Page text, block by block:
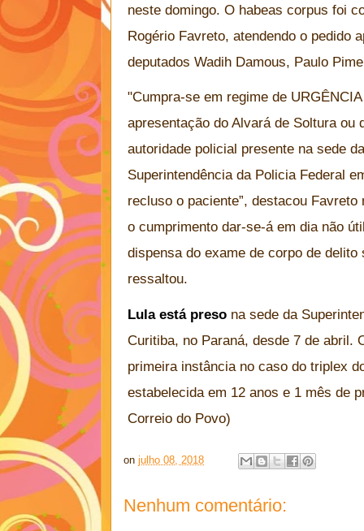
neste domingo. O habeas corpus foi
Rogério Favreto, atendendo o pedido
deputados Wadih Damous, Paulo
"Cumpra-se em regime de
apresentação do Alvará de Soltura ou
autoridade policial presente na sede
Superintendência da Policia Federal
recluso o paciente”, destacou
o cumprimento dar-se-á em dia não
dispensa do exame de corpo de
ressaltou.
Lula está preso na sede da
Curitiba, no Paraná, desde 7 de abril.
primeira instância no caso do triplex
estabelecida em 12 anos e 1 mês de
Correio do Povo)
on julho 08, 2018
Nenhum comentário: